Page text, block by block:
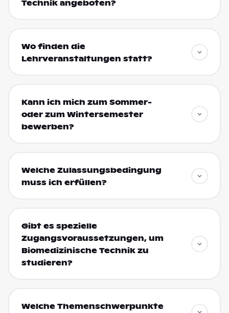
Technik angeboten?
Wo finden die
Lehrveranstaltungen statt?
Kann ich mich zum Sommer-
oder zum Wintersemester
bewerben?
Welche Zulassungsbedingung
muss ich erfüllen?
Gibt es spezielle
Zugangsvoraussetzungen, um
Biomedizinische Technik zu
studieren?
Welche Themenschwerpunkte